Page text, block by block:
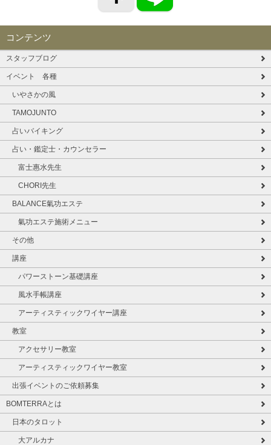
コンテンツ
スタッフブログ
イベント 各種
いやさかの風
TAMOJUNTO
占いバイキング
占い・鑑定士・カウンセラー
富士惠水先生
CHORI先生
BALANCE氣功エステ
氣功エステ施術メニュー
その他
講座
パワーストーン基礎講座
風水手帳講座
アーティスティックワイヤー講座
教室
アクセサリー教室
アーティスティックワイヤー教室
出張イベントのご依頼募集
BOMTERRAとは
日本のタロット
大アルカナ